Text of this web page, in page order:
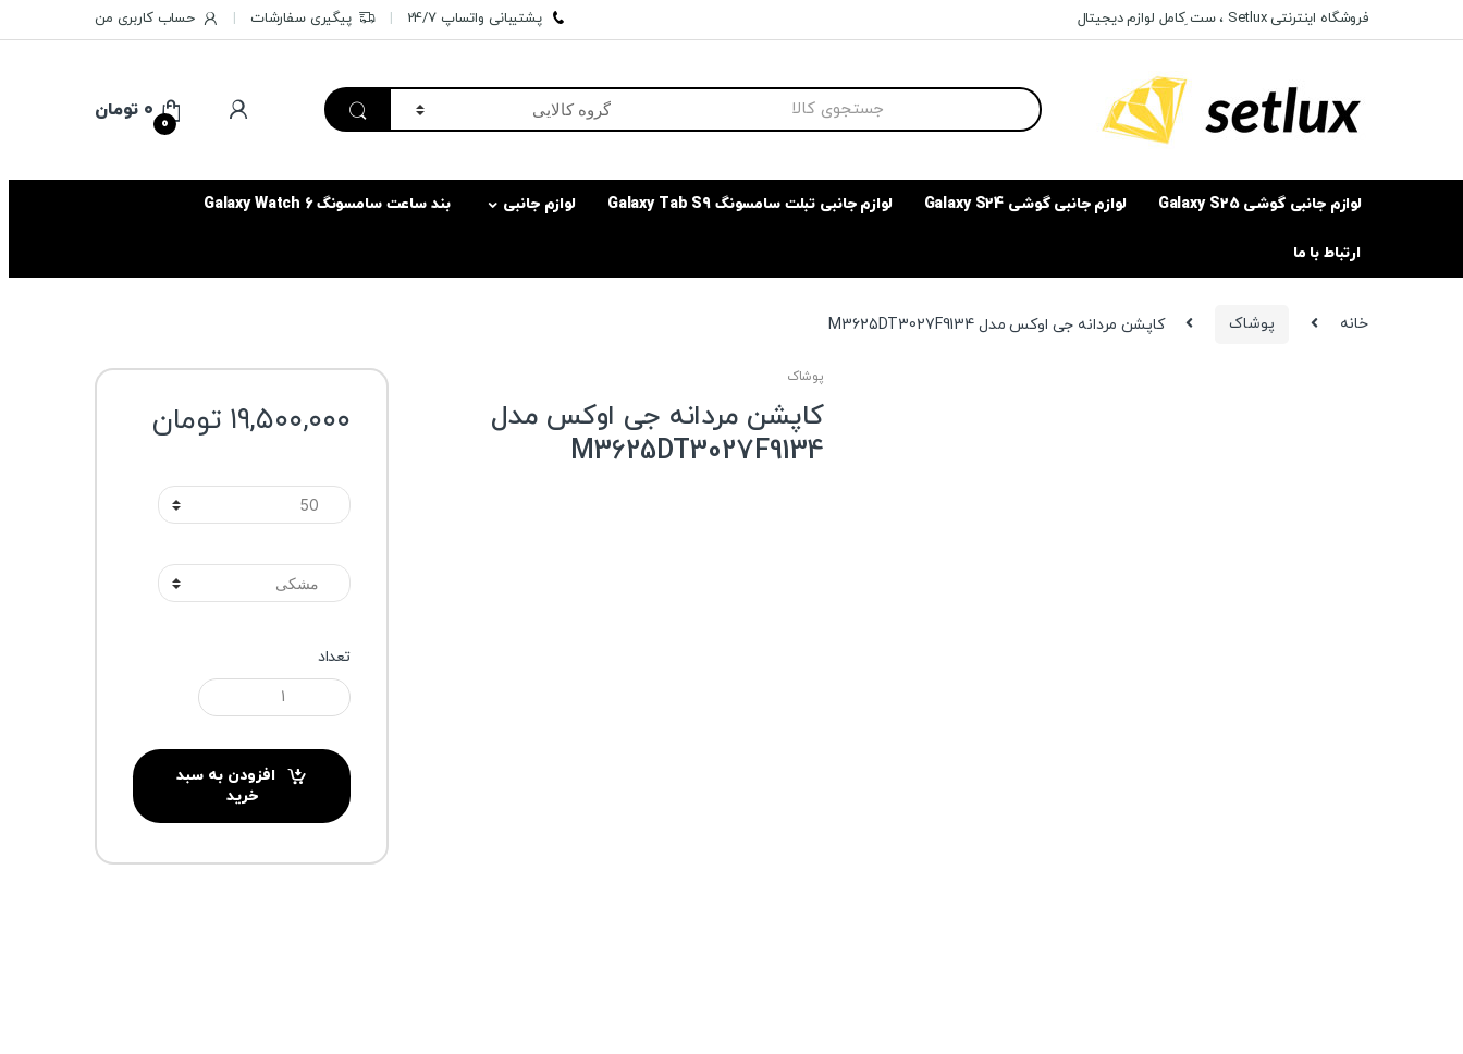
to
to
فروشگاه اینترنتی Setlux ، ست ِکامل لوازم دیجیتال پشتیبانی واتساپ 24/7 پیگیری سفارشات حساب کاربری من
Search
for:
0
۰ تومان
لوازم جانبی گوشی Galaxy S25 لوازم جانبی گوشی Galaxy S24 لوازم جانبی تبلت سامسونگ Galaxy Tab S9 لوازم جانبی بند ساعت سامسونگ Galaxy Watch 6
ارتباط با ما
خانه پوشاک کاپشن مردانه جی اوکس مدل M3625DT3027F9134
پوشاک
کاپشن مردانه جی اوکس مدل
M3625DT3027F9134
۱۹,۵۰۰,۰۰۰ تومان
تعداد
افزودن به سبد
خرید